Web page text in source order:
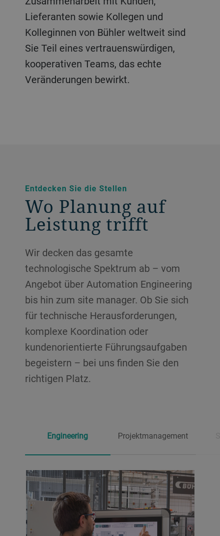
Lieferanten sowie Kollegen und
Kolleginnen von Bühler weltweit sind
Sie Teil eines vertrauenswürdigen,
kooperativen Teams, das echte
Veränderungen bewirkt.
Entdecken Sie die Stellen
Wo Planung auf
Leistung trifft
Wir decken das gesamte
technologische Spektrum ab – vom
Angebot über Automation Engineering
bis hin zum site manager. Ob Sie sich
für technische Herausforderungen,
komplexe Koordination oder
kundenorientierte Führungsaufgaben
begeistern – bei uns finden Sie den
richtigen Platz.
Engineering Projektmanagement